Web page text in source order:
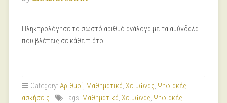
Πληκτρολόγησε το σωστό αριθμό ανάλογα με τα αμύγδαλα
που βλέπεις σε κάθε πιάτο
Category: Αριθμοί, Μαθηματικά, Χειμώνας, Ψηφιακές
ασκήσεις
Tags: Μαθηματικά, Χειμώνας, Ψηφιακές